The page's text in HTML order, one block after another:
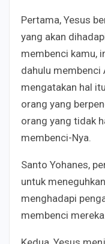
Pertama, Yesus
yang akan
membenci kamu,
dahulu membenci
mengatakan hal
orang yang
orang yang tidak
membenci-Nya.
Santo Yohanes,
untuk
menghadapi
membenci